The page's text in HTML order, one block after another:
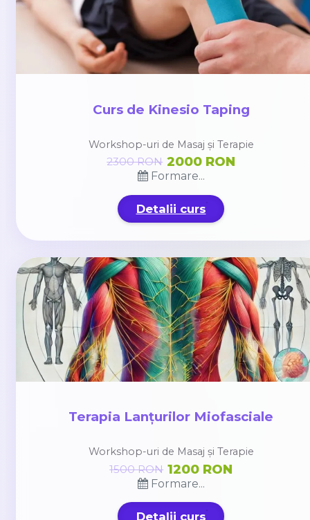
Curs de Kinesio Taping
Workshop-uri de Masaj și Terapie
Formare...
2300 RON 2000 RON
Detalii curs
Terapia Lanțurilor Miofasciale
Workshop-uri de Masaj și Terapie
Formare...
1500 RON 1200 RON
Detalii curs